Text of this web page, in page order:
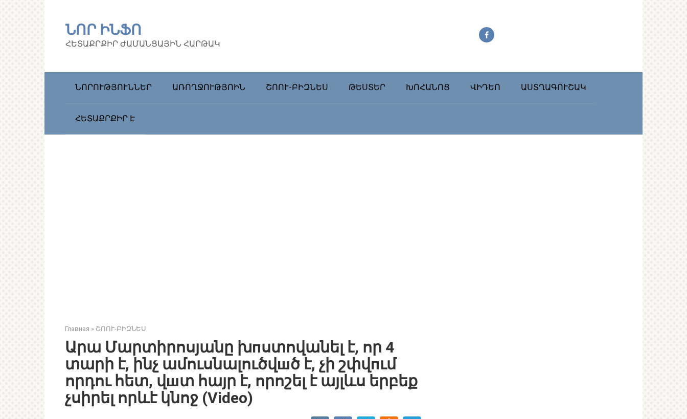
ՆՈՐ ԻՆՖՈ
ՀԵՏԱՔՐՔԻՐ ԺԱՄԱՆՑԱՅԻՆ ՀԱՐԹԱԿ
ՆՈՐՈՒԹՅՈՒՆՆԵՐ ԱՌՈՂՋՈՒԹՅՈԻՆ ՇՈՈՒ-ԲԻԶՆԵՍ ԹԵՍՏԵՐ ԽՈՀԱՆՈՑ ՎԻԴԵՈ ԱՍՏՂԱԳՈՒՇԱԿ
ՀԵՏԱՔՐՔԻՐ Է
Главная » ՇՈՈՒ-ԲԻԶՆԵՍ
Արա Մարտիրոսյանը խпստովանել է, որ 4
տարի է, ինչ ամուսնալուծվшծ է, չի շփվпւմ
որդու հետ, վшտ հայր է, որոշել է այլևս երբեք
չսիրել որևէ կնոջ (Video)